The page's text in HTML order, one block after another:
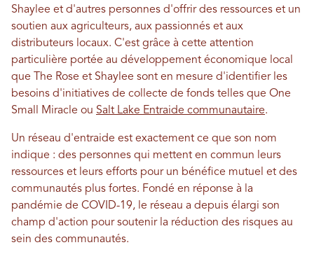
Shaylee et d'autres personnes d'offrir des ressources et un
soutien aux agriculteurs, aux passionnés et aux
distributeurs locaux. C'est grâce à cette attention
particulière portée au développement économique local
que The Rose et Shaylee sont en mesure d'identifier les
besoins d'initiatives de collecte de fonds telles que One
Small Miracle ou Salt Lake Entraide communautaire.
Un réseau d'entraide est exactement ce que son nom
indique : des personnes qui mettent en commun leurs
ressources et leurs efforts pour un bénéfice mutuel et des
communautés plus fortes. Fondé en réponse à la
pandémie de COVID-19, le réseau a depuis élargi son
champ d'action pour soutenir la réduction des risques au
sein des communautés.